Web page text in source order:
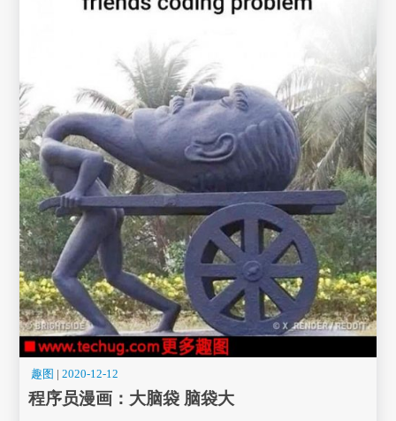
趣图 |2020-12-12
程序员漫画： 大脑袋 脑袋大